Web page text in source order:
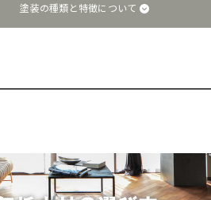
塗装の種類と特徴について